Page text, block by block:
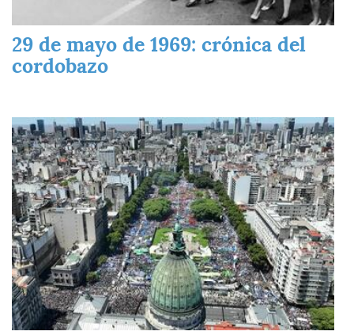
29 de mayo de 1969: crónica del
cordobazo
Imagen